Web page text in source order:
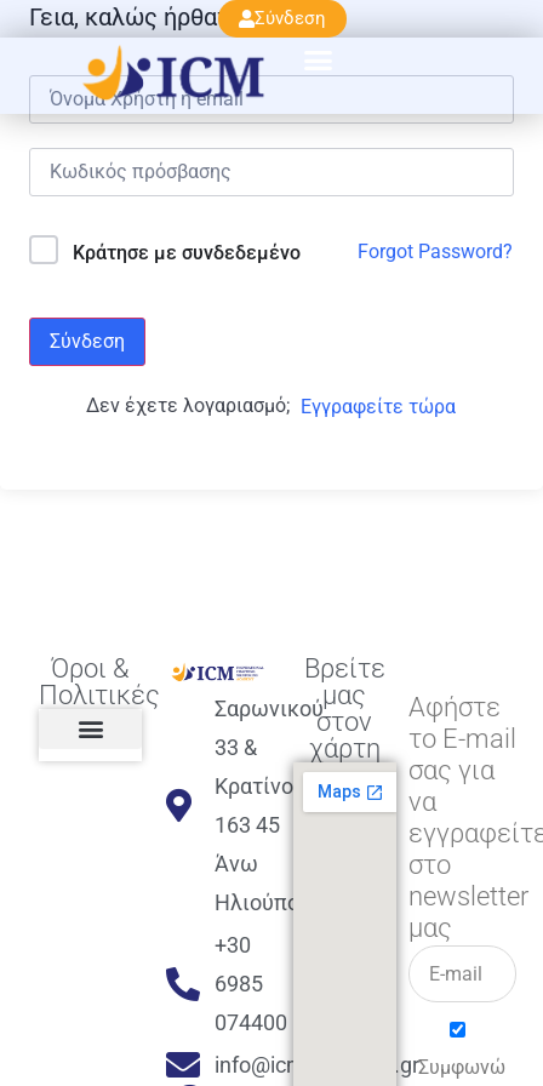
Σύνδεση
Γεια, καλώς ήρθατε πάλι!
Κράτησε με συνδεδεμένο Forgot Password?
Σύνδεση
Δεν έχετε λογαριασμό; Εγγραφείτε τώρα
Όροι &
Πολιτικές
Σαρωνικού
33 &
Κρατίνου
163 45
Άνω
Ηλιούπολη
+30
6985
074400
info@icmacademy.gr
Βρείτε
μας
στον
χάρτη
Αφήστε
το E-mail
σας για
να
στο
newsletter
μας
Συμφωνώ